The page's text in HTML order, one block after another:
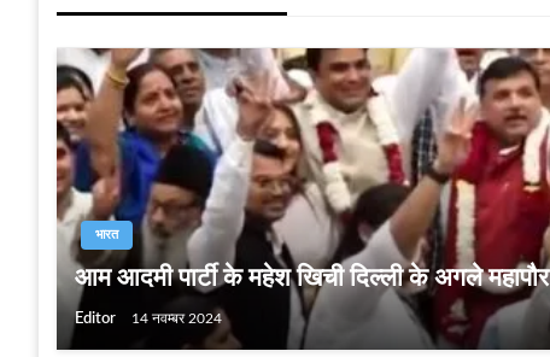
भारत
आम आदमी पार्टी के महेश खिची दिल्ली के अगले
Editor 14 नवम्बर 2024